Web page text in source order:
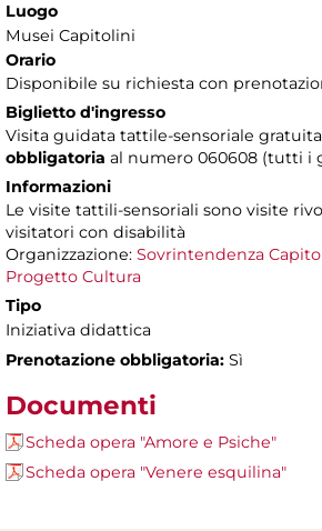
Luogo
Musei Capitolini
Orario
Disponibile su richiesta con
Biglietto d'ingresso
Visita guidata tattile-sensoriale
obbligatoria al numero 060608 (tutti i
Informazioni
Le visite tattili-sensoriali sono visite
visitatori con disabilità
Organizzazione: Sovrintendenza
Progetto Cultura
Tipo
Iniziativa didattica
Prenotazione obbligatoria: Sì
Documenti
Scheda opera "Amore e Psiche"
Scheda opera "Venere esquilina"